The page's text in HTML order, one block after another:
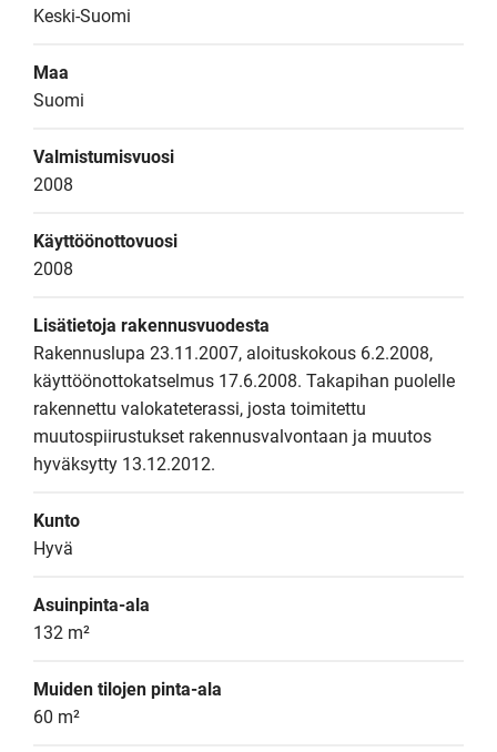
Keski-Suomi
Maa
Suomi
Valmistumisvuosi
2008
Käyttöönottovuosi
2008
Lisätietoja rakennusvuodesta
Rakennuslupa 23.11.2007, aloituskokous 6.2.2008,
käyttöönottokatselmus 17.6.2008. Takapihan puolelle
rakennettu valokateterassi, josta toimitettu
muutospiirustukset rakennusvalvontaan ja muutos
hyväksytty 13.12.2012.
Kunto
Hyvä
Asuinpinta-ala
132 m²
Muiden tilojen pinta-ala
60 m²